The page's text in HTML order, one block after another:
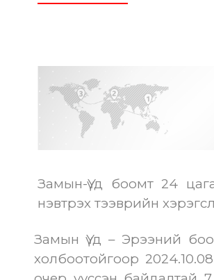
Замын-Үүд боомт 24
нэвтрэх тээврийн
Замын Үүд – Эрээний
холбоотойгоор